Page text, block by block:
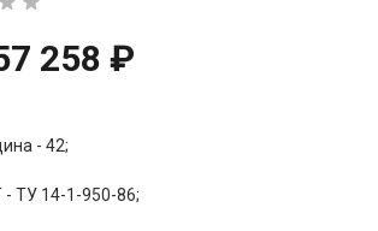
258 ₽
- 42;
- ТУ 14-1-950-86;